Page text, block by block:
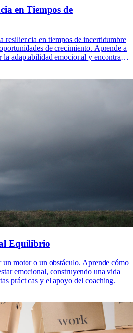
en Tiempos de
resiliencia en tiempos de incertidumbre
de crecimiento. Aprende a
la adaptabilidad emocional y encontrar
con intención y guía.
Equilibrio
un motor o un obstáculo. Aprende cómo
emocional, construyendo una vida
prácticas y el apoyo del coaching.